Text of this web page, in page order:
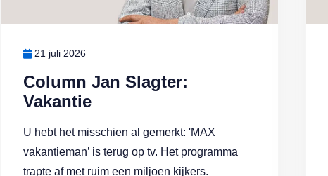
Column Jan Slagter:
Vakantie
21 juli 2026
U hebt het misschien al gemerkt: 'MAX
vakantieman’ is terug op tv. Het programma
trapte af met ruim een miljoen kijkers.